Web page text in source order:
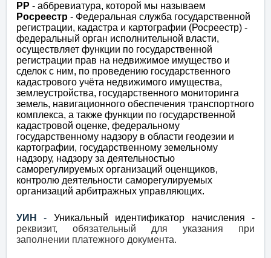
РР - аббревиатура, которой мы называем
Росреестр - Федеральная служба государственной
регистрации, кадастра и картографии (Росреестр) -
федеральный орган исполнительной власти,
осуществляет функции по государственной
регистрации прав на недвижимое имущество и
сделок с ним, по проведению государственного
кадастрового учёта недвижимого имущества,
землеустройства, государственного мониторинга
земель, навигационного обеспечения транспортного
комплекса, а также функции по государственной
кадастровой оценке, федеральному
государственному надзору в области геодезии и
картографии, государственному земельному
надзору, надзору за деятельностью
саморегулируемых организаций оценщиков,
контролю деятельности саморегулируемых
организаций арбитражных управляющих.
УИН - Уникальный идентификатор начисления -
реквизит, обязательный для указания при
заполнении платежного документа.